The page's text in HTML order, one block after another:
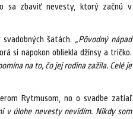
sa zbaviť nevesty, ktorý začnú v
šatách. „Pôvodný nápad
si napokon obliekla džínsy a tričko.
na to, čo jej rodina zažila. Celé je
Rytmusom, no o svadbe zatiaľ
v úlohe nevesty nevidím. Nikdy som